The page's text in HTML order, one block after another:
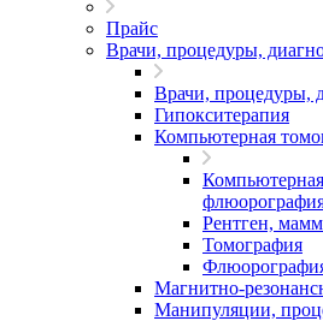
Прайс
Врачи, процедуры,
Врачи, процедуры,
Гипокситерапия
Компьютерная
Рентген,
Томография
Магнитно-
Манипуляции,